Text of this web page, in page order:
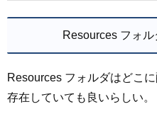
Resources フォ
Resources フォルダはどこ
存在していても良いらしい。